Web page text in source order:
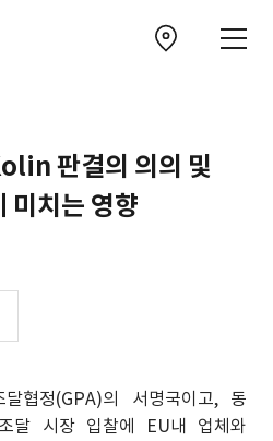
판결의 의의 및
미치는 영향
협정(GPA)의 서명국이고, 동
달 시장 입찰에 EU내 업체와